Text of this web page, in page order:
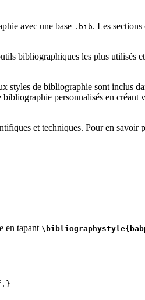
avec une base .bib. Les
bibliographiques les plus utilisés
styles de bibliographie sont inclus
personnalisés en
et techniques. Pour en savoir
en tapant